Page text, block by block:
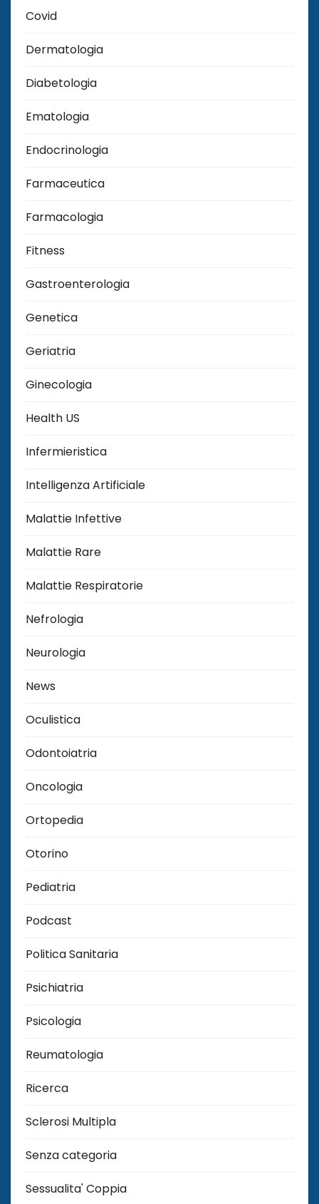
Covid
Dermatologia
Diabetologia
Ematologia
Endocrinologia
Farmaceutica
Farmacologia
Fitness
Gastroenterologia
Genetica
Geriatria
Ginecologia
Health US
Infermieristica
Intelligenza Artificiale
Malattie Infettive
Malattie Rare
Malattie Respiratorie
Nefrologia
Neurologia
News
Oculistica
Odontoiatria
Oncologia
Ortopedia
Otorino
Pediatria
Podcast
Politica Sanitaria
Psichiatria
Psicologia
Reumatologia
Ricerca
Sclerosi Multipla
Senza categoria
Sessualita' Coppia